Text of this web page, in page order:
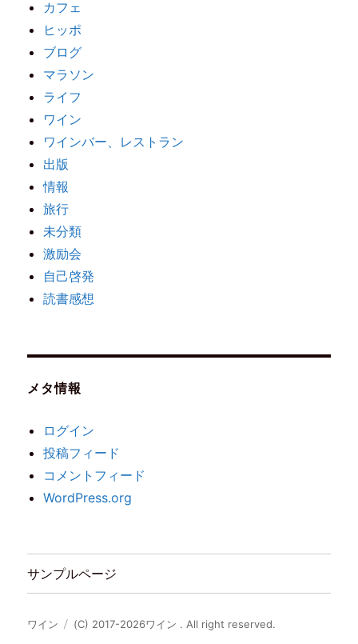
カフェ
ヒッポ
ブログ
マラソン
ライフ
ワイン
ワインバー、レストラン
出版
情報
旅行
未分類
激励会
自己啓発
読書感想
メタ情報
ログイン
投稿フィード
コメントフィード
WordPress.org
サンプルページ
ワイン (C) 2017-2026ワイン . All right reserved.